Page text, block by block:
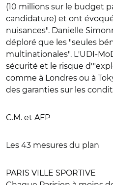
(10 millions sur le budget
candidature) et ont
nuisances". Danielle
déploré que les "seules
multinationales". L'UDI-
sécurité et le risque
comme à Londres ou à
des garanties sur les
C.M. et AFP
Les 43 mesures du plan
PARIS VILLE SPORTIVE